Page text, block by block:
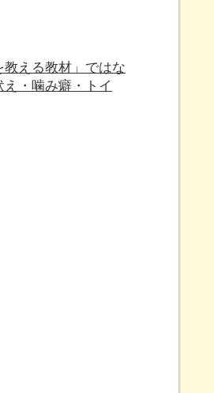
える教材」ではな
・噛み癖・トイ